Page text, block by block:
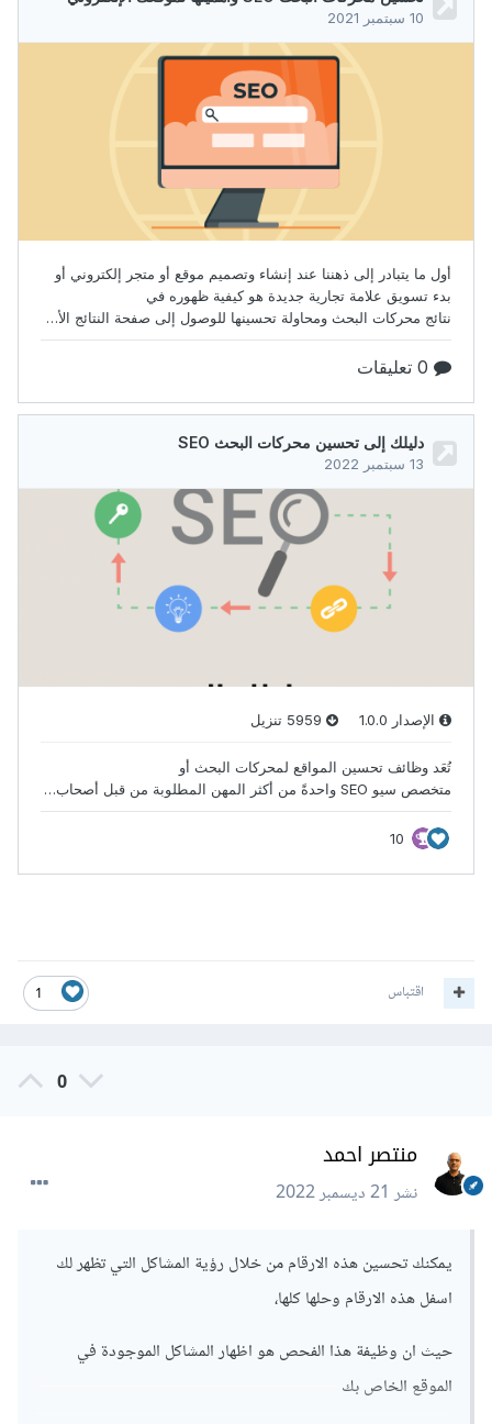
1 اقتباس
0
منتصر احمد
نشر21 ديسمبر 2022
يمكنك تحسين هذه الارقام من خلال رؤية المشاكل التي تظهر لك
اسفل هذه الارقام وحلها كلها،
حيث ان وظيفة هذا الفحص هو اظهار المشاكل الموجودة في
الموقع الخاص بك